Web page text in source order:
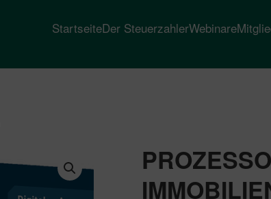
StartseiteDer SteuerzahlerWebinare